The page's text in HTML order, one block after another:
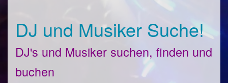
DJ und Musiker Suche!
DJ's und Musiker suchen, finden und
buchen